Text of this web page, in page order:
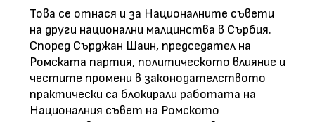
Това се отнася и за Националните съвети
на други национални малцинства в Сърбия.
Според Сърджан Шаин, председател на
Ромската партия, политическото влияние и
честите промени в законодателството
практически са блокирали работата на
Националния съвет на Ромското